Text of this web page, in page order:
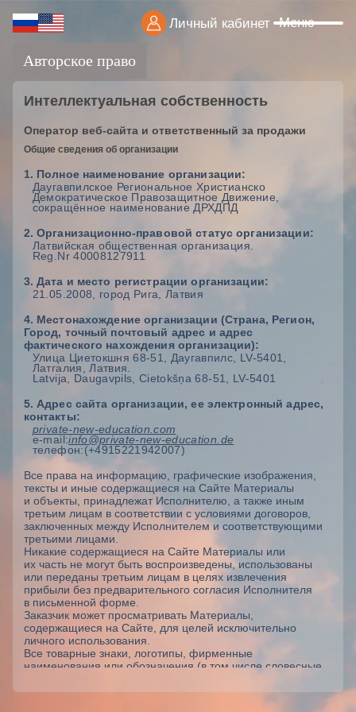
Личный кабинет Меню
Авторское право
Интеллектуальная собственность
Оператор веб-сайта и ответственный за продажи
Общие сведения об организации
1. Полное наименование организации:
Даугавпилское Региональное Христианско
Демократическое Правозащитное Движение,
сокращённое наименование ДРХДПД
2. Организационно-правовой статус организации:
Латвийская общественная организация.
Reg.Nr 40008127911
3. Дата и место регистрации организации:
21.05.2008, город Рига, Латвия
4. Местонахождение организации (Страна, Регион,
Город, точный почтовый адрес и адрес
фактического нахождения организации):
Улица Циетокшня 68-51, Даугавпилс, LV-5401,
Латгалия, Латвия.
Latvija, Daugavpils, Cietokšņa 68-51, LV-5401
5. Адрес сайта организации, ее электронный адрес,
контакты:
private-new-education.com
e-mail:info@private-new-education.de
телефон:(+4915221942007)
Все права на информацию, графические изображения,
тексты и иные содержащиеся на Сайте Материалы
и объекты, принадлежат Исполнителю, а также иным
третьим лицам в соответствии с условиями договоров,
заключенных между Исполнителем и соответствующими
третьими лицами.
Никакие содержащиеся на Сайте Материалы или
их часть не могут быть воспроизведены, использованы
или переданы третьим лицам в целях извлечения
прибыли без предварительного согласия Исполнителя
в письменной форме.
Заказчик может просматривать Материалы,
содержащиеся на Сайте, для целей исключительно
личного использования.
Все товарные знаки, логотипы, фирменные
наименования или обозначения (в том числе словесные,
их комбинации), содержащиеся на Сайте, являются
собственностью Исполнителя или принадлежат ему